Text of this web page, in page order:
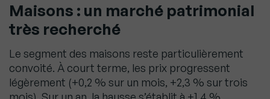
Maisons : un marché patrimonial
très recherché
Le segment des maisons reste particulièrement
convoité. À court terme, les prix progressent
légèrement (+0,2 % sur un mois, +2,3 % sur trois